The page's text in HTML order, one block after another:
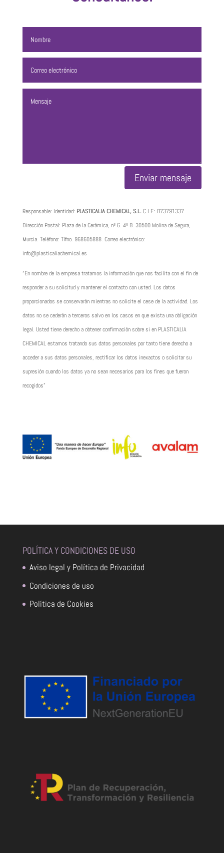
Enviar mensaje
Responsable: Identidad: PLASTICALIA CHEMICAL, S.L.C.I.F.: B73791337.
Dirección Postal: Plaza de la Cerámica, nº 6. 4º B. 30500 Molina de Segura,
Murcia. Teléfono: Tlfno. 968605888. Correo electrónico:
info@plasticaliachemical.es
“En nombre de la empresa tratamos la información que nos facilita con el fin de
responder a su solicitud y mantener el contacto con usted. Los datos
proporcionados se conservarán mientras no solicite el cese de la actividad. Los
datos no se cederán a terceros salvo en los casos en que exista una obligación
legal. Usted tiene derecho a obtener confirmación sobre si en PLASTICALIA
CHEMICAL estamos tratando sus datos personales por tanto tiene derecho a
acceder a sus datos personales, rectificar los datos inexactos o solicitar su
supresión cuando los datos ya no sean necesarios para los fines que fueron
recogidos”
POLÍTICA Y CONDICIONES DE USO
Aviso legal y Política de Privacidad
Condiciones de uso
Política de Cookies